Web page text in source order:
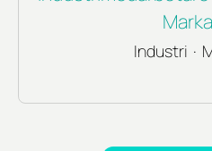
Industri ·